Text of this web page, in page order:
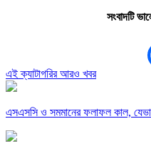
সংবাদটি
এই ক্যাটাগরির আরও খবর
এসএসসি ও সমমানের ফলাফল কাল,